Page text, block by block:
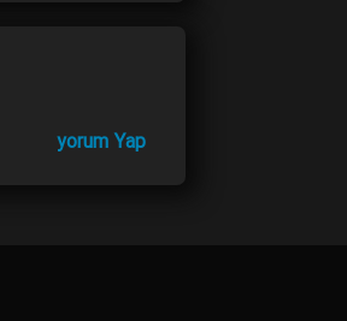
yorum Yap